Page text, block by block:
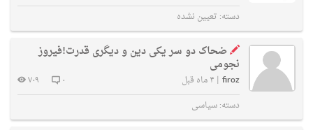
دسته: تعیین نشده
ضحاک دو سر یکی دین و دیگری قدرت!فیروز
نجومی
firoz
| ۴ ماه قبل ۰
۷۰۹
دسته:سیاسی